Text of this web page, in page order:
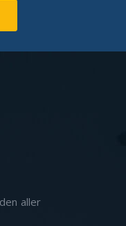
aller